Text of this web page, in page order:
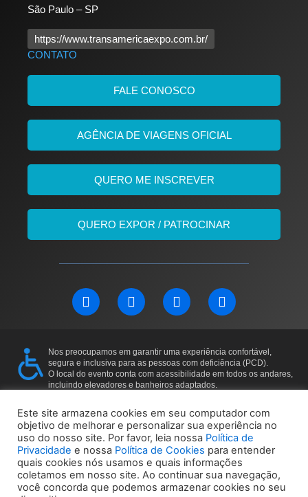
São Paulo – SP
https://www.transamericaexpo.com.br/
CONTATO
FALE CONOSCO
AGÊNCIA DE VIAGENS OFICIAL
QUERO ME INSCREVER
QUERO EXPOR / PATROCINAR
L
i
e
d
i
n
F
a
b
o
o
k
I
n
a
g
r
a
Y
o
u
b
e
Nos preocupamos em garantir uma experiência confortável,
segura e inclusiva para as pessoas com deficiência (PCD).
O local do evento conta com acessibilidade em todos os andares,
incluindo elevadores e banheiros adaptados.
contato: 11 97169-5011
Política de Privacidade Política de Cookies
Este site armazena cookies em seu computador com
objetivo de melhorar e personalizar sua experiência no
uso do nosso site. Por favor, leia nossa Política de
Privacidade e nossa Política de Cookies para entender
quais cookies nós usamos e quais informações
coletamos em nosso site. Ao continuar sua navegação,
você concorda que podemos armazenar cookies no seu